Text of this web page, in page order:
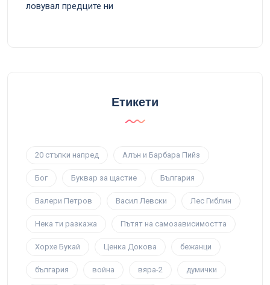
ловувал предците ни
Етикети
20 стъпки напред Алън и Барбара Пийз
Бог Буквар за щастие България
Валери Петров Васил Левски Лес Гиблин
Нека ти разкажа Пътят на самозависимостта
Хорхе Букай Ценка Докова бежанци
българия война вяра-2 думички